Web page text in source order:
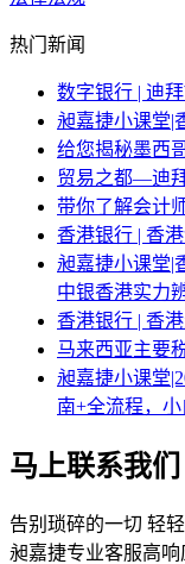
热门新闻
数字银行 | 迪
昶嘉捷小课堂|
给您揭秘墨西
贸易之都—迪
带你了解会计
香港银行 | 香
昶嘉捷小课堂|
中银香港实力
香港银行 | 香
马来西亚主要
昶嘉捷小课堂
南+全流程，
马上联系我们
告别琐碎的一切 轻
昶嘉捷专业客服高